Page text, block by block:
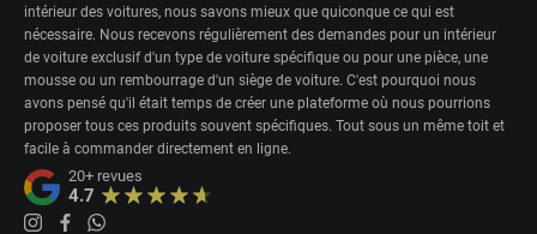
intérieur des voitures, nous savons mieux que quiconque ce qui est
nécessaire. Nous recevons régulièrement des demandes pour un intérieur
de voiture exclusif d'un type de voiture spécifique ou pour une pièce, une
mousse ou un rembourrage d'un siège de voiture. C'est pourquoi nous
avons pensé qu'il était temps de créer une plateforme où nous pourrions
proposer tous ces produits souvent spécifiques. Tout sous un même toit et
facile à commander directement en ligne.
20+ revues
4.7